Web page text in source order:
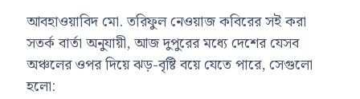
আবহাওয়াবিদ মো. তরিফুল নেওয়াজ কবিরের সই করা
সতর্ক বার্তা অনুযায়ী, আজ দুপুরের মধ্যে দেশের যেসব
অঞ্চলের ওপর দিয়ে ঝড়-বৃষ্টি বয়ে যেতে পারে, সেগুলো
হলো: